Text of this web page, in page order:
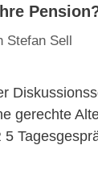
Stefan Sell
gerechte
5